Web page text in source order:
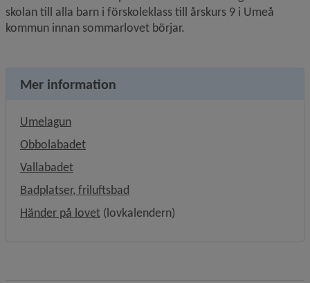
skolan till alla barn i förskoleklass till årskurs 9 i Umeå
kommun innan sommarlovet börjar.
Mer information
Umelagun
Obbolabadet
Vallabadet
Badplatser, friluftsbad
Händer på lovetLänk till annan webbplats, öppnas i nytt
(lovkalendern)